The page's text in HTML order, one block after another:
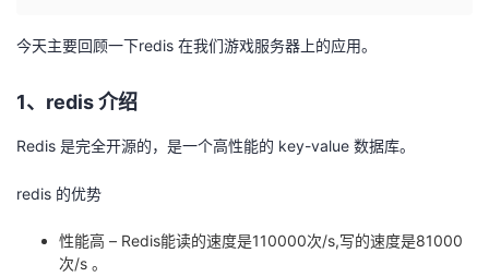
今天主要回顾一下redis 在我们游戏服务器上的应用。
1、redis 介绍
Redis 是完全开源的，是一个高性能的 key-value 数据库。
redis 的优势
性能高 – Redis能读的速度是110000次/s,写的速度是81000
次/s 。